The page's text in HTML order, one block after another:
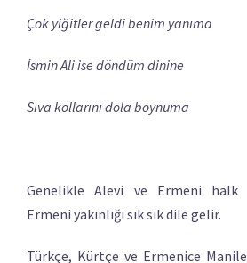
Çok yiğitler geldi benim yanıma
İsmin Ali ise döndüm dinine
Sıva kollarını dola boynuma
Genelikle Alevi ve Ermeni halk
Ermeni yakınlığı sık sık dile gelir.
Türkçe, Kürtçe ve Ermenice